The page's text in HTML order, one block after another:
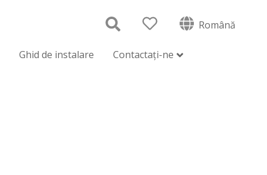
Română
Ghid de instalare Contactați-ne